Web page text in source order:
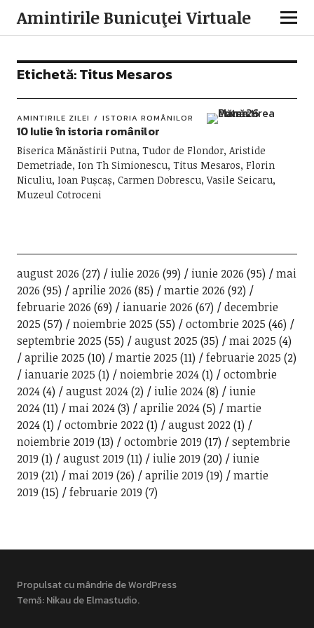
Amintirile Bunicuţei Virtuale
Etichetă:Titus Mesaros
AMINTIRILE ZILEI ISTORIA ROMÂNILOR
10 Iulie în istoria românilor
Biserica Mănăstirii Putna, Tudor de Flondor, Aristide
Demetriade, Ion Th Simionescu, Titus Mesaros, Florin
Niculiu, Ioan Pușcaș, Carmen Dobrescu, Vasile Seicaru,
Muzeul Cotroceni
august 2026 (27) iulie 2026 (99) iunie 2026 (95)
mai
2026 (95) aprilie 2026 (85) martie 2026 (92)
februarie 2026 (69) ianuarie 2026 (67)
decembrie
2025 (57) noiembrie 2025 (55) octombrie 2025 (46)
septembrie 2025 (55) august 2025 (35) mai 2025 (4)
aprilie 2025 (10) martie 2025 (11) februarie 2025 (2)
ianuarie 2025 (1) noiembrie 2024(1)
octombrie
2024(4) august 2024(2) iulie 2024(8)
iunie
2024(11) mai 2024(3) aprilie 2024(5)
martie
2024(1) octombrie 2022(1) august 2022(1)
noiembrie 2019 (13) octombrie 2019 (17)
septembrie
2019 (1) august 2019 (11) iulie 2019 (20)
iunie
2019 (21) mai 2019 (26) aprilie 2019 (19)
martie
2019 (15) februarie 2019 (7)
Propulsat cu mândrie de WordPress
Temă: Nikau deElmastudio.